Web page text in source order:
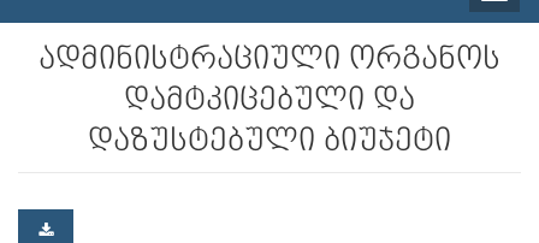
ადმინისტრაციული ორგანოს
დამტკიცებული და
დაზუსტებული ბიუჯეტი